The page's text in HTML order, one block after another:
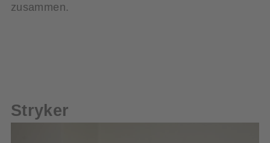
zusammen.
Stryker